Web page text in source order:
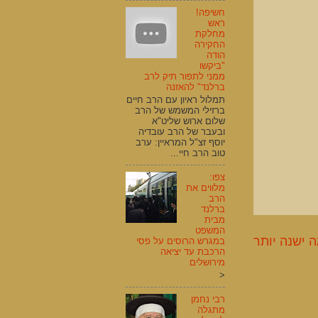
ישנה יותר
חשיפה!
ראש
מחלקת
החקירה
הודה
"ביקשו
ממני לתפור תיק לרב
ברלנד" להאזנה
תמלול ראיון עם הרב חיים
ברזילי המשמש של הרב
שלום ארוש שליט"א
ובעבר של הרב עובדיה
יוסף זצ"ל המראיין: ערב
טוב הרב חיי...
צפו:
מלווים את
הרב
ברלנד
מבית
המשפט
במגרש הרוסים על פסי
הרכבת עד יציאה
מירושלים
<
רבי נחמן
מתגלה